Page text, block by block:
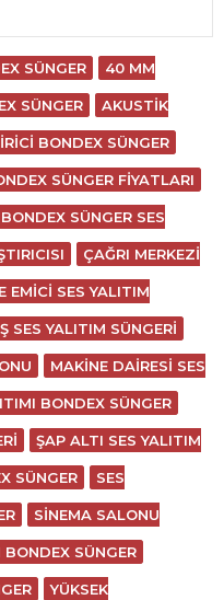
SÜNGER 40 MM
SÜNGER AKUSTIK
BONDEX SÜNGER
SÜNGER FIYATLARI
BONDEX SÜNGER SES
ÇAĞRI MERKEZI
EMICI SES YALITIM
SES YALITIM SÜNGERI
MAKINE DAIRESI SES
BONDEX SÜNGER
ŞAP ALTI SES YALITIM
SÜNGER SES
SINEMA SALONU
SÜNGER
YÜKSEK